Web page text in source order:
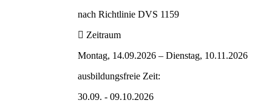
nach Richtlinie DVS 1159
Zeitraum
Montag, 14.09.2026 – Dienstag, 10.11.2026
ausbildungsfreie Zeit:
30.09. - 09.10.2026